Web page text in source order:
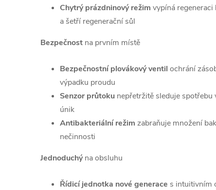
Chytrý prázdninový režim vypíná
a šetří regenerační sůl
Bezpečnost na prvním místě
Bezpečnostní plovákový ventil ochrání
výpadku proudu
Senzor průtoku nepřetržitě sleduje
únik
Antibakteriální režim zabraňuje množení
nečinnosti
Jednoduchýna obsluhu
Řídicí jednotka nové generace s intuitivním